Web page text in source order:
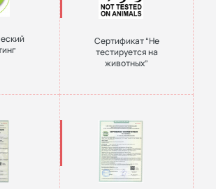
Сертификат “Не
тестируется на
животных”